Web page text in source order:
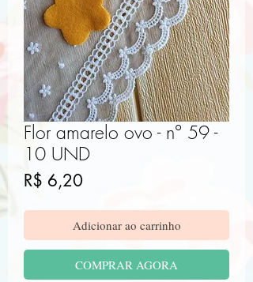
Flor amarelo ovo - n° 59 -
10 UND
R$ 6,20Preço
Adicionar ao carrinho
COMPRAR AGORA